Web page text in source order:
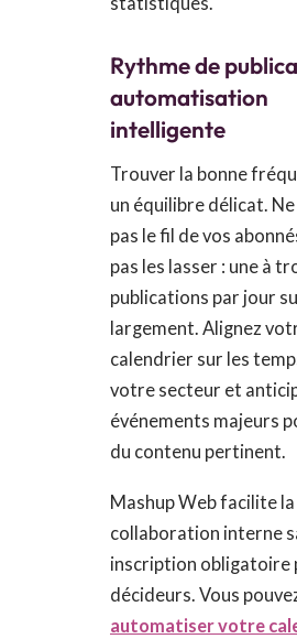
Rythme de
automatisation
intelligente
Trouver la bonne
un équilibre délicat.
pas le fil de vos
pas les lasser : une à
publications par jour
largement. Alignez
calendrier sur les
votre secteur et
événements majeurs
du contenu pertinent.
Mashup Web facilite la
collaboration interne
inscription obligatoire
décideurs. Vous
automatiser votre